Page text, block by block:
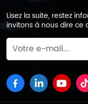
Lisez la suite, restez
invitons à nous dire ce